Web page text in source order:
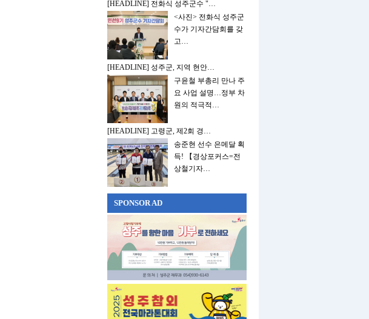
[HEADLINE] 전화식 성주군수 "…
<사진> 전화식 성주군
수가 기자간담회를 갖
고…
[HEADLINE] 성주군, 지역 현안…
구윤철 부총리 만나 주
요 사업 설명…정부 차
원의 적극적…
[HEADLINE] 고령군, 제2회 경…
송준현 선수 은메달 획
득! 【경상포커스=전
상철기자…
SPONSOR AD